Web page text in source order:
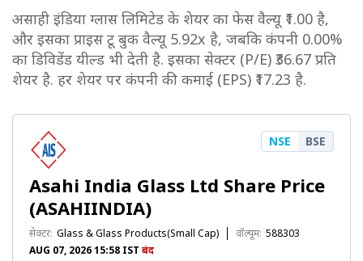
असाही इंडिया ग्लास लिमिटेड के शेयर का फेस वैल्यू ₹1.00 है,
और इसका प्राइस टू बुक वैल्यू 5.92x है, जबकि कंपनी 0.00%
का डिविडेंड यील्ड भी देती है. इसका सेक्टर (P/E) ₹36.67 प्रति
शेयर है. हर शेयर पर कंपनी की कमाई (EPS) ₹17.23 है.
Asahi India Glass Ltd Share Price
(ASAHIINDIA)
सेक्टर: Glass & Glass Products(Small Cap) वॉल्यूम: 588303
AUG 07, 2026 15:58 IST बंद
NSE BSE